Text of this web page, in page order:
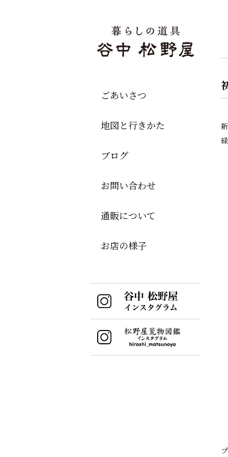
ごあいさつ
地図と行きかた
ブログ
お問い合わせ
通販について
お店の様子